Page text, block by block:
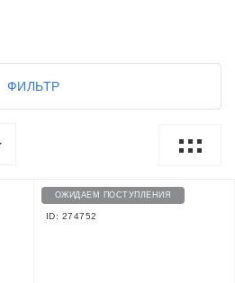
ФИЛЬТР
ОЖИДАЕМ ПОСТУПЛЕНИЯ
ID: 274752